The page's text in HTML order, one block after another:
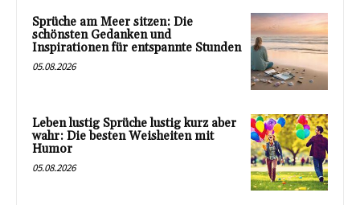
Sprüche am Meer sitzen: Die
schönsten Gedanken und
Inspirationen für entspannte Stunden
05.08.2026
Leben lustig Sprüche lustig kurz aber
wahr: Die besten Weisheiten mit
Humor
05.08.2026